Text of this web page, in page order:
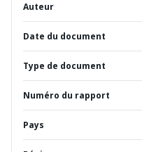
Auteur
Date du document
Type de document
Numéro du rapport
Pays